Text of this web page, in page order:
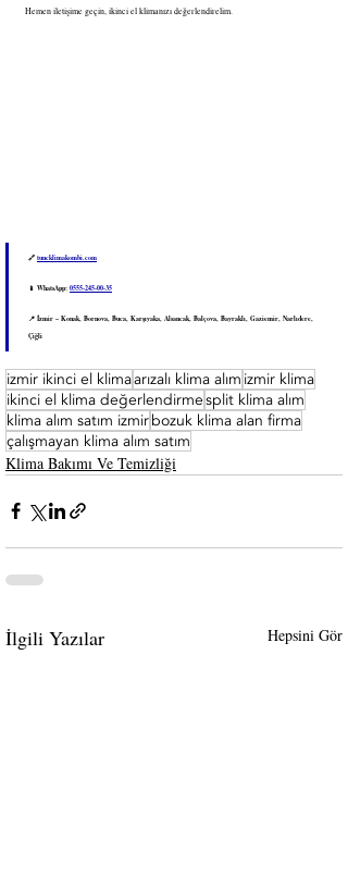
Hemen iletişime geçin, ikinci el klimanızı değerlendirelim.
🔗 tuncklimakombi.com
📱 WhatsApp: 0555-245-00-35
📍 İzmir – Konak, Bornova, Buca, Karşıyaka, Alsancak, Balçova, Bayraklı, Gaziemir, Narlıdere,
Çiğli
izmir ikinci el klimaarızalı klima alım izmir klima
ikinci el klima değerlendirmesplit klima alım
klima alım satım izmirbozuk klima alan firma
çalışmayan klima alım satım
Klima Bakımı Ve Temizliği
İlgili Yazılar Hepsini Gör